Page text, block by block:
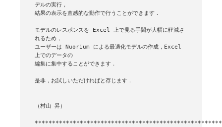
デルの実行，
結果の表示を直感的な動作で行うことができます．
モデルのレスポンスを Excel 上で見る手間が大幅に軽減さ
れるため，
ユーザーは Nuorium による最適化モデルの作成，Excel
上でのデータの
編集に集中することができます．
是非，お試しいただければと存じます．
（村山 昇）